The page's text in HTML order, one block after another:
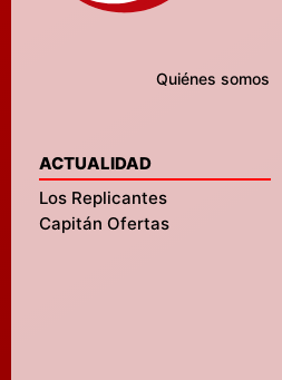
Quiénes somos
ACTUALIDAD
Los Replicantes
Capitán Ofertas